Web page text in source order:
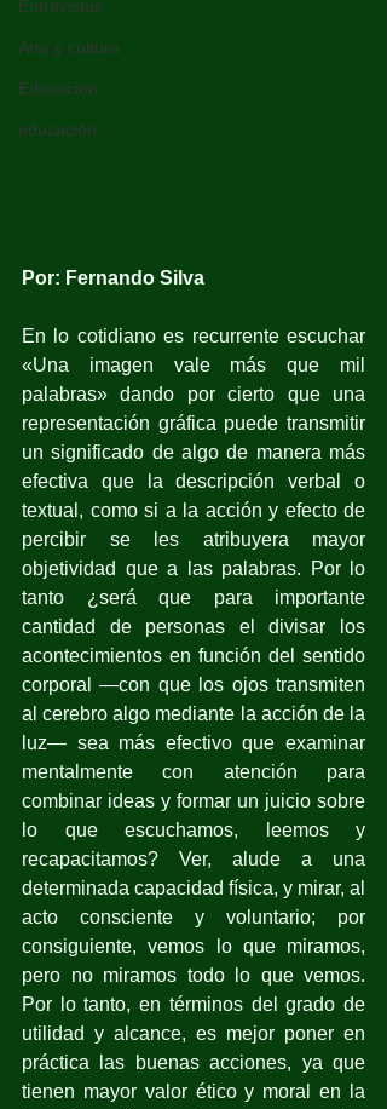
Entrevistas
Arte y cultura
Educación
educación
Por: Fernando Silva
En lo cotidiano es recurrente escuchar
«Una imagen vale más que mil
palabras» dando por cierto que una
representación gráfica puede transmitir
un significado de algo de manera más
efectiva que la descripción verbal o
textual, como si a la acción y efecto de
percibir se les atribuyera mayor
objetividad que a las palabras. Por lo
tanto ¿será que para importante
cantidad de personas el divisar los
acontecimientos en función del sentido
corporal —con que los ojos transmiten
al cerebro algo mediante la acción de la
luz— sea más efectivo que examinar
mentalmente con atención para
combinar ideas y formar un juicio sobre
lo que escuchamos, leemos y
recapacitamos? Ver, alude a una
determinada capacidad física, y mirar, al
acto consciente y voluntario; por
consiguiente, vemos lo que miramos,
pero no miramos todo lo que vemos.
Por lo tanto, en términos del grado de
utilidad y alcance, es mejor poner en
práctica las buenas acciones, ya que
tienen mayor valor ético y moral en la